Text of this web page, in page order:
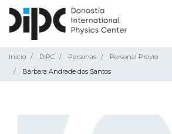
Inicio DIPC Personas
Personal Previo
Bárbara Andrade dos Santos